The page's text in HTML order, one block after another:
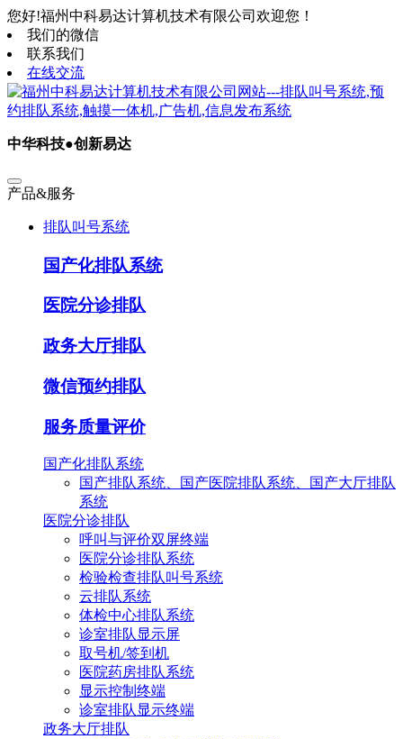
您好!福州中科易达计算机技术有限公司欢迎您！
我们的微信
联系我们
在线交流
中华科技●创新易达
产品&服务
排队叫号系统
国产化排队系统
医院分诊排队
政务大厅排队
微信预约排队
服务质量评价
国产化排队系统
国产排队系统、国产医院排队系统、国产大厅排队
系统
医院分诊排队
呼叫与评价双屏终端
医院分诊排队系统
检验检查排队叫号系统
云排队系统
体检中心排队系统
诊室排队显示屏
取号机/签到机
医院药房排队系统
显示控制终端
诊室排队显示终端
政务大厅排队